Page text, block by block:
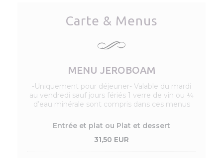
Carte & Menus
MENU JEROBOAM
-Uniquement pour déjeuner- Valable du mardi
au vendredi sauf jours fériés 1 verre de vin ou ¼
d’eau minérale sont compris dans ces menus
Entrée et plat ou Plat et dessert
31,50 EUR